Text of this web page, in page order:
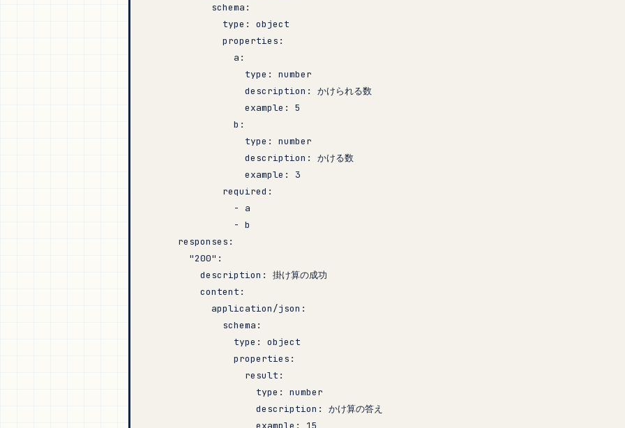
            schema
:
              type
: object
              properties
:
                a
:
                  type
: number
                  description
: かけられる数
                  example
: 5
                b
:
                  type
: number
                  description
: かける数
                  example
: 3
              required
:
                -
a
                -
b
      responses
:
        "200"
:
          description
: 掛け算の成功
          content
:
            application/json
:
              schema
:
                type
: object
                properties
:
                  result
:
                    type
: number
                    description
: かけ算の答え
                    example
: 15